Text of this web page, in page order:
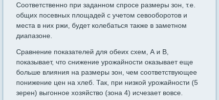
Соответственно при заданном спросе размеры зон, т.е.
общих посевных площадей с учетом севооборотов и
места в них ржи, будет колебаться также в заметном
диапазоне.
Сравнение показателей для обеих схем, А и В,
показывает, что снижение урожайности оказывает еще
больше влияния на размеры зон, чем соответствующее
понижение цен на хлеб. Так, при низкой урожайности (5
зерен) выгонное хозяйство (зона 4) исчезает вовсе.